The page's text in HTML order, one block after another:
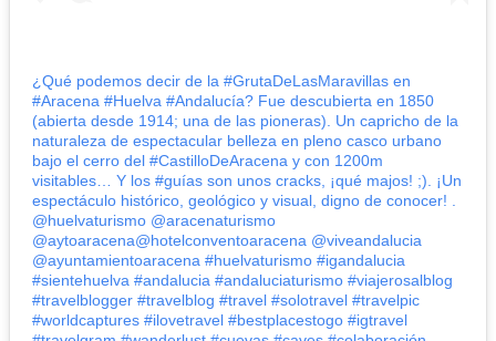
¿Qué podemos decir de la #GrutaDeLasMaravillas en
#Aracena #Huelva #Andalucía? Fue descubierta en 1850
(abierta desde 1914; una de las pioneras). Un capricho de la
naturaleza de espectacular belleza en pleno casco urbano
bajo el cerro del #CastilloDeAracena y con 1200m
visitables… Y los #guías son unos cracks, ¡qué majos! ;). ¡Un
espectáculo histórico, geológico y visual, digno de conocer! .
@huelvaturismo @aracenaturismo
@aytoaracena@hotelconventoaracena @viveandalucia
@ayuntamientoaracena #huelvaturismo #igandalucia
#sientehuelva #andalucia #andaluciaturismo #viajerosalblog
#travelblogger #travelblog #travel #solotravel #travelpic
#worldcaptures #ilovetravel #bestplacestogo #igtravel